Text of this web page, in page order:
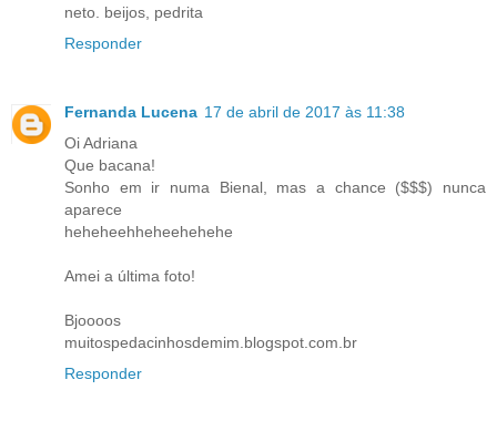
neto. beijos, pedrita
Responder
Fernanda Lucena 17 de abril de 2017 às 11:38
Oi Adriana
Que bacana!
Sonho em ir numa Bienal, mas a chance ($$$) nunca
aparece
heheheehheheehehehe
Amei a última foto!
Bjoooos
muitospedacinhosdemim.blogspot.com.br
Responder